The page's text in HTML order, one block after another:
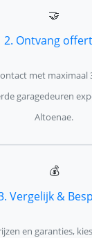
🤝
2. Ontvang
met maximaal
garagedeuren
Altoenae.
💰
Vergelijk &
en garanties,